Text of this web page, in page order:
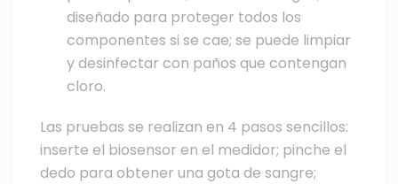
diseñado para proteger todos los
componentes si se cae; se puede limpiar
y desinfectar con paños que contengan
cloro.
Las pruebas se realizan en 4 pasos sencillos:
inserte el biosensor en el medidor; pinche el
dedo para obtener una gota de sangre;